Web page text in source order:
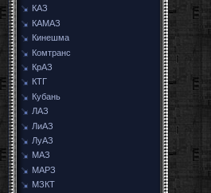
КАЗ
КАМАЗ
Кинешма
Комтранс
КрАЗ
КТГ
Кубань
ЛАЗ
ЛиАЗ
ЛуАЗ
МАЗ
МАРЗ
МЗКТ